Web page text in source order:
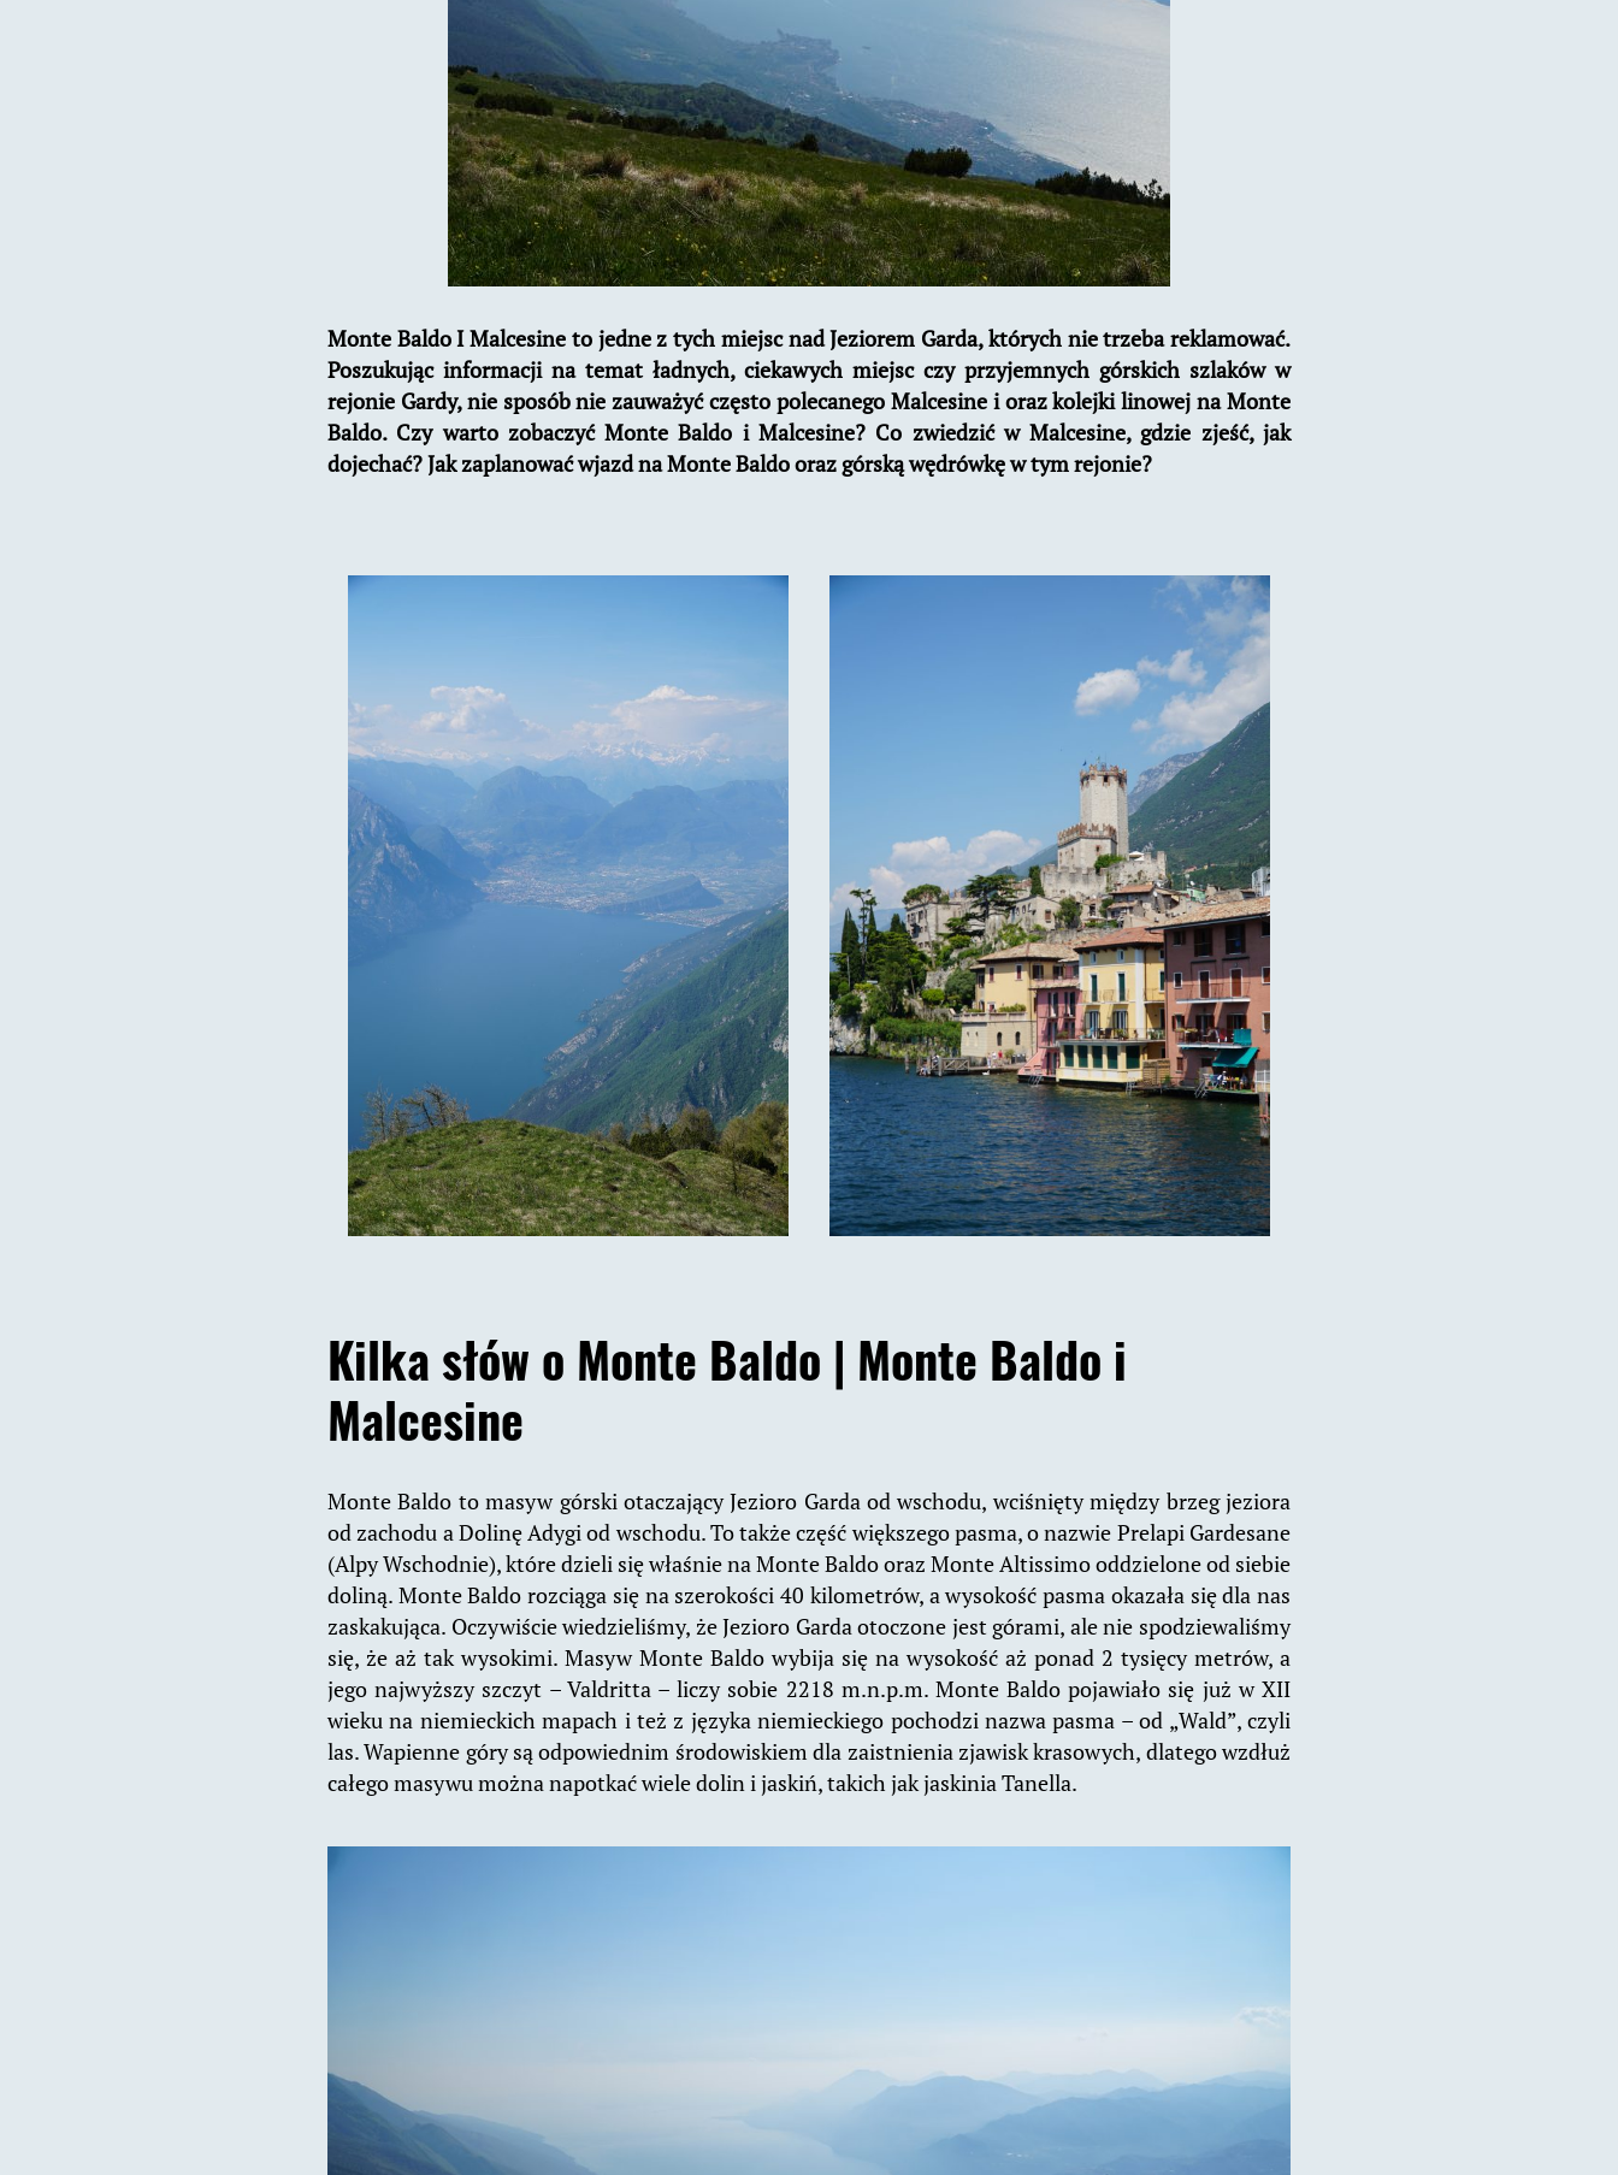
Monte Baldo I Malcesine to jedne z tych miejsc nad Jeziorem Garda, których nie trzeba reklamować.
Poszukując informacji na temat ładnych, ciekawych miejsc czy przyjemnych górskich szlaków w
rejonie Gardy, nie sposób nie zauważyć często polecanego Malcesine i oraz kolejki linowej na Monte
Baldo. Czy warto zobaczyć Monte Baldo i Malcesine? Co zwiedzić w Malcesine, gdzie zjeść, jak
dojechać? Jak zaplanować wjazd na Monte Baldo oraz górską wędrówkę w tym rejonie?
Kilka słów o Monte Baldo | Monte Baldo i
Malcesine
Monte Baldo to masyw górski otaczający Jezioro Garda od wschodu, wciśnięty między brzeg jeziora
od zachodu a Dolinę Adygi od wschodu. To także część większego pasma, o nazwie Prelapi Gardesane
(Alpy Wschodnie), które dzieli się właśnie na Monte Baldo oraz Monte Altissimo oddzielone od siebie
doliną. Monte Baldo rozciąga się na szerokości 40 kilometrów, a wysokość pasma okazała się dla nas
zaskakująca. Oczywiście wiedzieliśmy, że Jezioro Garda otoczone jest górami, ale nie spodziewaliśmy
się, że aż tak wysokimi. Masyw Monte Baldo wybija się na wysokość aż ponad 2 tysięcy metrów, a
jego najwyższy szczyt – Valdritta – liczy sobie 2218 m.n.p.m. Monte Baldo pojawiało się już w XII
wieku na niemieckich mapach i też z języka niemieckiego pochodzi nazwa pasma – od „Wald”, czyli
las. Wapienne góry są odpowiednim środowiskiem dla zaistnienia zjawisk krasowych, dlatego wzdłuż
całego masywu można napotkać wiele dolin i jaskiń, takich jak jaskinia Tanella.